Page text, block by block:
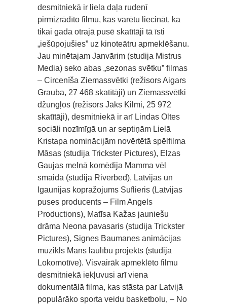
desmitniekā ir liela daļa rudenī
pirmizrādīto filmu, kas varētu liecināt, ka
tikai gada otrajā pusē skatītāji tā īsti
„iešūpojušies” uz kinoteātru apmeklēšanu.
Jau minētajam Janvārim (studija Mistrus
Media) seko abas „sezonas svētku” filmas
– Circenīša Ziemassvētki (režisors Aigars
Grauba, 27 468 skatītāji) un Ziemassvētki
džungļos (režisors Jāks Kilmi, 25 972
skatītāji), desmitniekā ir arī Lindas Oltes
sociāli nozīmīgā un ar septiņām Lielā
Kristapa nominācijām novērtētā spēlfilma
Māsas (studija Trickster Pictures), Elzas
Gaujas melnā komēdija Mamma vēl
smaida (studija Riverbed), Latvijas un
Igaunijas kopražojums Suflieris (Latvijas
puses producents – Film Angels
Productions), Matīsa Kažas jauniešu
drāma Neona pavasaris (studija Trickster
Pictures), Signes Baumanes animācijas
mūzikls Mans laulību projekts (studija
Lokomotīve). Visvairāk apmeklēto filmu
desmitniekā iekļuvusi arī viena
dokumentālā filma, kas stāsta par Latvijā
populārāko sporta veidu basketbolu, – No